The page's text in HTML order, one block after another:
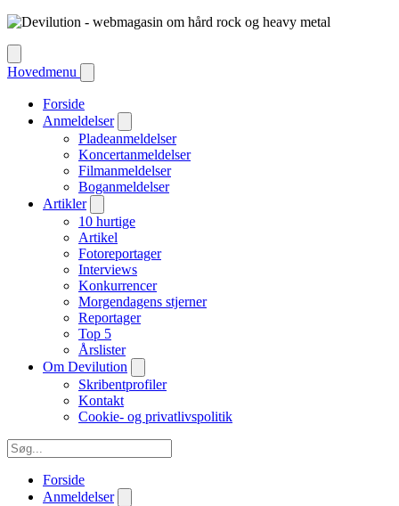
Hovedmenu
Forside
Anmeldelser
Pladeanmeldelser
Koncertanmeldelser
Filmanmeldelser
Boganmeldelser
Artikler
10 hurtige
Artikel
Fotoreportager
Interviews
Konkurrencer
Morgendagens stjerner
Reportager
Top 5
Årslister
Om Devilution
Skribentprofiler
Kontakt
Cookie- og privatlivspolitik
Forside
Anmeldelser